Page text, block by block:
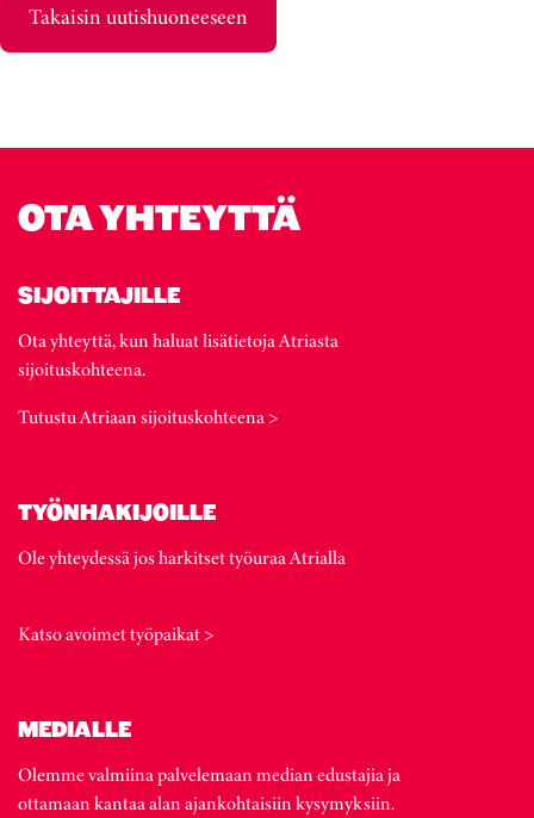
Takaisin uutishuoneeseen
OTA YHTEYTTÄ
SIJOITTAJILLE
Ota yhteyttä, kun haluat lisätietoja Atriasta
sijoituskohteena.
Tutustu Atriaan sijoituskohteena >
TYÖNHAKIJOILLE
Ole yhteydessä jos harkitset työuraa Atrialla
Katso avoimet työpaikat >
MEDIALLE
Olemme valmiina palvelemaan median edustajia ja
ottamaan kantaa alan ajankohtaisiin kysymyksiin.